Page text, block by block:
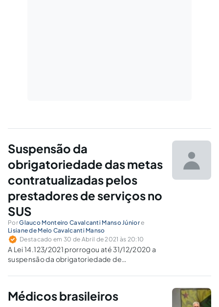
Suspensão da
obrigatoriedade das metas
contratualizadas pelos
prestadores de serviços no
SUS
PorGlauco Monteiro Cavalcanti Manso Júniore
Lisiane de Melo Cavalcanti Manso
Destacado em 30 de Abril de 2021 às 20:10
A Lei 14.123/2021 prorrogou até 31/12/2020 a
suspensão da obrigatoriedade de
qualitativas contratualizadas pelos
Médicos brasileiros